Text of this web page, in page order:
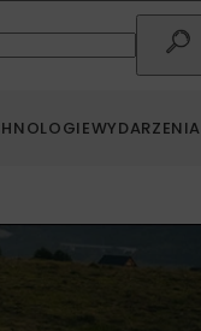
WYDARZENIA